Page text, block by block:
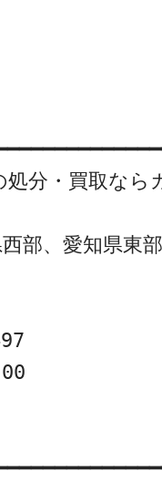
分・買取なら
部、愛知県東部